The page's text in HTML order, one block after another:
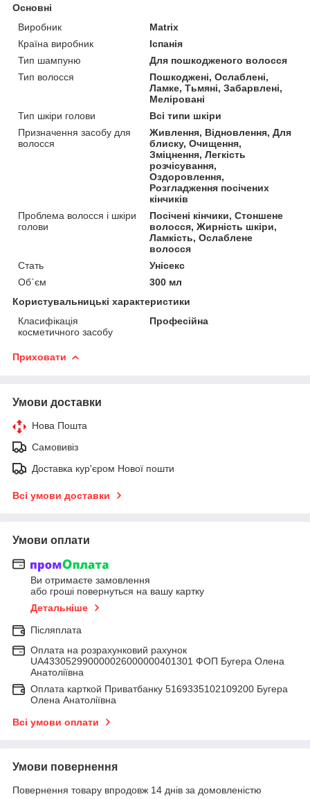
Основні
Виробник
Matrix
Країна виробник
Іспанія
Тип шампуню
Для пошкодженого волосся
Тип волосся
Пошкоджені, Ослаблені,
Ламке, Тьмяні, Забарвлені,
Меліровані
Тип шкіри голови
Всі типи шкіри
Призначення засобу для
волосся
Живлення, Відновлення, Для
блиску, Очищення,
Зміцнення, Легкість
розчісування,
Оздоровлення,
Розгладження посічених
кінчиків
Проблема волосся і шкіри
голови
Посічені кінчики, Стоншене
волосся, Жирність шкіри,
Ламкість, Ослаблене
волосся
Стать
Унісекс
Об`єм
300 мл
Користувальницькі характеристики
Класифікація
косметичного засобу
Професійна
Приховати
Умови доставки
Нова Пошта
Самовивіз
Доставка кур'єром Нової пошти
Всі умови доставки
Умови оплати
Ви отримаєте замовлення
або гроші повернуться на вашу картку
Детальніше
Післяплата
Оплата на розрахунковий рахунок
UA433052990000026000000401301 ФОП Бугера Олена
Анатоліївна
Оплата карткой Приватбанку 5169335102109200 Бугера
Олена Анатоліївна
Всі умови оплати
Умови повернення
Повернення товару впродовж 14 днів за домовленістю